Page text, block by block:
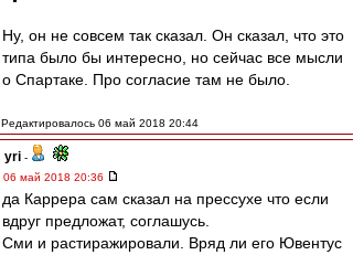
Ну, он не совсем так сказал. Он сказал, что это
типа было бы интересно, но сейчас все мысли
о Спартаке. Про согласие там не было.
Редактировалось 06 май 2018 20:44
yri -
06 май 2018 20:36
да Каррера сам сказал на прессухе что если
вдруг предложат, соглашусь.
Сми и растиражировали. Вряд ли его Ювентус